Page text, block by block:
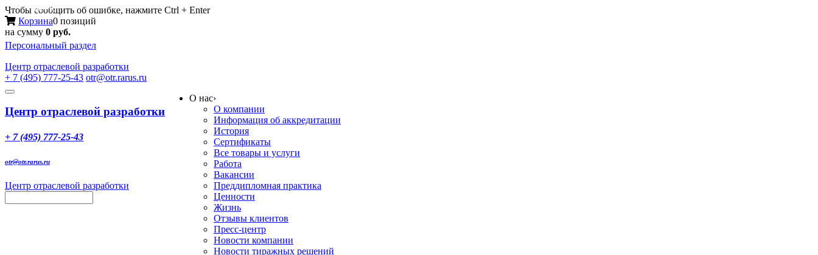
Чтобы сообщить об ошибке, нажмите Ctrl + Enter
Корзина0 позиций
на сумму 0 руб.
Персональный раздел
Центр отраслевой разработки
+ 7 (495) 777-25-43 otr@otr.rarus.ru
Toggle
Меню
Центр отраслевой разработки
+ 7 (495) 777-25-43
otr@otr.rarus.ru
Центр отраслевой разработки
О нас›
О компании
Информация об аккредитации
История
Сертификаты
Все товары и услуги
Работа
Вакансии
Преддипломная практика
Ценности
Жизнь
Отзывы клиентов
Пресс-центр
Новости компании
Новости тиражных решений